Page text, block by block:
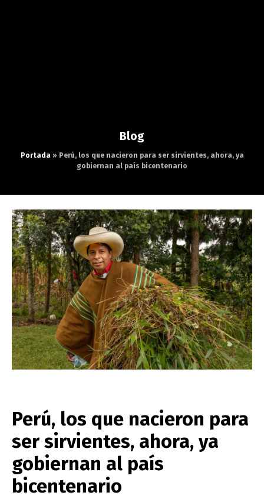
Blog
Portada» Perú, los que nacieron para ser sirvientes, ahora, ya
gobiernan al país bicentenario
Perú, los que nacieron para
ser sirvientes, ahora, ya
gobiernan al país
bicentenario